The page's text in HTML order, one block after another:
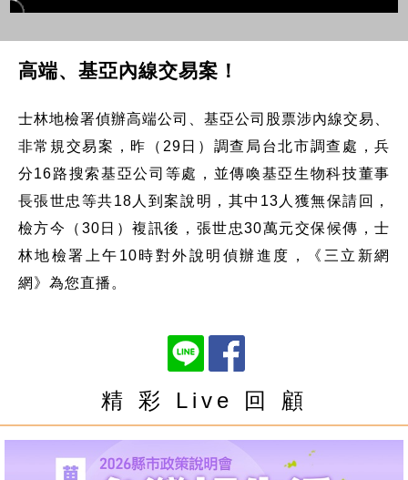
高端、基亞內線交易案！
士林地檢署偵辦高端公司、基亞公司股票涉內線交易、
非常規交易案，昨（29日）調查局台北市調查處，兵
分16路搜索基亞公司等處，並傳喚基亞生物科技董事
長張世忠等共18人到案說明，其中13人獲無保請回，
檢方今（30日）複訊後，張世忠30萬元交保候傳，士
林地檢署上午10時對外說明偵辦進度，《三立新網
網》為您直播。
精 彩 Live 回 顧